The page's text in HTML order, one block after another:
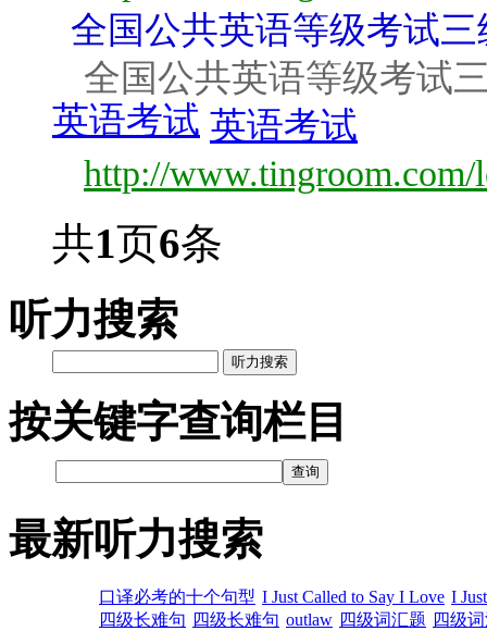
全国公共英语等级考试三
全国公共英语等级考试
英语考试 英语考试
http://www.tingroom.com/
共1页6条
听力搜索
听力搜索
按关键字查询栏目
最新听力搜索
口译必考的十个句型 I Just Called to Say I Love I
四级长难句 四级长难句 outlaw 四级词汇题 四级